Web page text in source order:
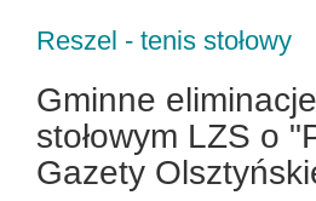
Reszel - tenis stołowy
Gminne
stołowym LZS o
Gazety